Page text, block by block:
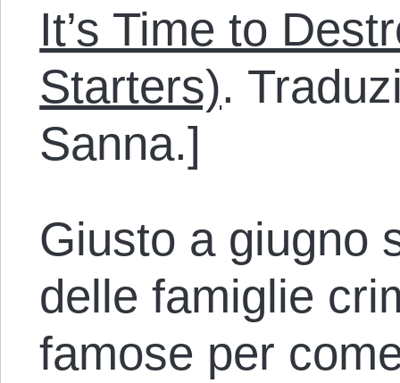
It’s Time to
Starters).
Sanna.]
Giusto a giugno
delle famiglie
famose per